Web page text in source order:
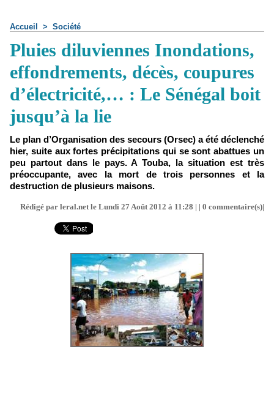
Accueil > Société
Pluies diluviennes Inondations,
effondrements, décès, coupures
d’électricité,… : Le Sénégal boit
jusqu’à la lie
Le plan d’Organisation des secours (Orsec) a été déclenché
hier, suite aux fortes précipitations qui se sont abattues un
peu partout dans le pays. A Touba, la situation est très
préoccupante, avec la mort de trois personnes et la
destruction de plusieurs maisons.
Rédigé par leral.net le Lundi 27 Août 2012 à 11:28 | | 0 commentaire(s)|